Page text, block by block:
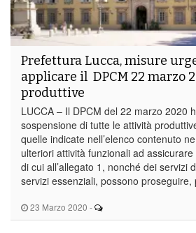
23 Marzo 2020 -
Prefettura Lucca, misure
applicare il DPCM 22 marzo
produttive
LUCCA – Il DPCM del 22 marzo 2020
sospensione di tutte le attività
quelle indicate nell’elenco contenuto
ulteriori attività funzionali ad
di cui all’allegato 1, nonché dei servizi
servizi essenziali, possono proseguire,